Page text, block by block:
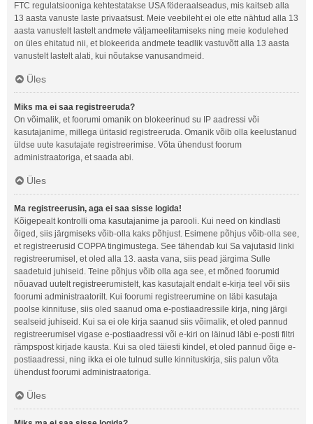
FTC regulatsiooniga kehtestatakse USA föderaalseadus, mis kaitseb alla
13 aasta vanuste laste privaatsust. Meie veebileht ei ole ette nähtud alla 13
aasta vanustelt lastelt andmete väljameelitamiseks ning meie kodulehed
on üles ehitatud nii, et blokeerida andmete teadlik vastuvõtt alla 13 aasta
vanustelt lastelt alati, kui nõutakse vanusandmeid.
Üles
Miks ma ei saa registreeruda?
On võimalik, et foorumi omanik on blokeerinud su IP aadressi või
kasutajanime, millega üritasid registreeruda. Omanik võib olla keelustanud
üldse uute kasutajate registreerimise. Võta ühendust foorum
administraatoriga, et saada abi.
Üles
Ma registreerusin, aga ei saa sisse logida!
Kõigepealt kontrolli oma kasutajanime ja parooli. Kui need on kindlasti
õiged, siis järgmiseks võib-olla kaks põhjust. Esimene põhjus võib-olla see,
et registreerusid COPPA tingimustega. See tähendab kui Sa vajutasid linki
registreerumisel, et oled alla 13. aasta vana, siis pead järgima Sulle
saadetuid juhiseid. Teine põhjus võib olla aga see, et mõned foorumid
nõuavad uutelt registreerumistelt, kas kasutajalt endalt e-kirja teel või siis
foorumi administraatorilt. Kui foorumi registreerumine on läbi kasutaja
poolse kinnituse, siis oled saanud oma e-postiaadressile kirja, ning järgi
sealseid juhiseid. Kui sa ei ole kirja saanud siis võimalik, et oled pannud
registreerumisel vigase e-postiaadressi või e-kiri on läinud läbi e-posti filtri
rämpspost kirjade kausta. Kui sa oled täiesti kindel, et oled pannud õige e-
postiaadressi, ning ikka ei ole tulnud sulle kinnituskirja, siis palun võta
ühendust foorumi administraatoriga.
Üles